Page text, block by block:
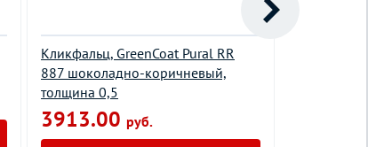
Кликфальц, GreenCoat Pural RR
887 шоколадно-коричневый,
толщина 0,5
3913.00 руб.